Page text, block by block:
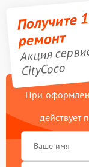
Получите
ремонт
Акция
CityCoco
При
действует